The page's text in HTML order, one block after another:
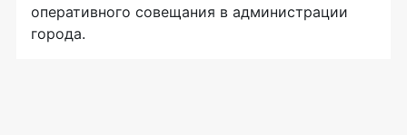
оперативного совещания в администрации
города.